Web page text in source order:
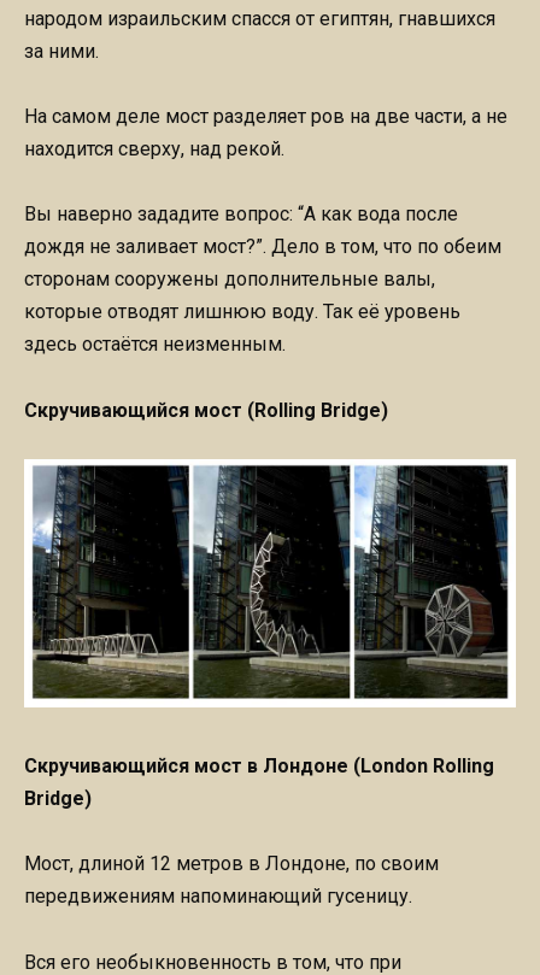
народом израильским спасся от египтян, гнавшихся
за ними.
На самом деле мост разделяет ров на две части, а не
находится сверху, над рекой.
Вы наверно зададите вопрос: “А как вода после
дождя не заливает мост?”. Дело в том, что по обеим
сторонам сооружены дополнительные валы,
которые отводят лишнюю воду. Так её уровень
здесь остаётся неизменным.
Скручивающийся мост (Rolling Bridge)
Скручивающийся мост в Лондоне (London Rolling
Bridge)
Мост, длиной 12 метров в Лондоне, по своим
передвижениям напоминающий гусеницу.
Вся его необыкновенность в том, что при